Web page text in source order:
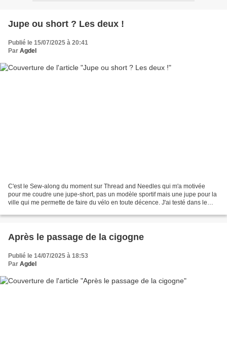
Jupe ou short ? Les deux !
Publié le 15/07/2025 à 20:41
Par Agdel
C'est le Sew-along du moment sur Thread and Needles qui m'a motivée
pour me coudre une jupe-short, pas un modèle sportif mais une jupe pour la
ville qui me permette de faire du vélo en toute décence. J'ai testé dans le
Après le passage de la cigogne
Publié le 14/07/2025 à 18:53
Par Agdel